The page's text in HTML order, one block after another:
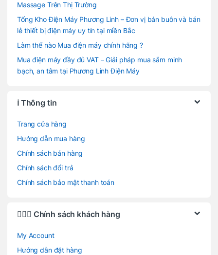
Massage Trên Thị Trường
Tổng Kho Điện Máy Phương Linh – Đơn vị bán buôn và bán
lẻ thiết bị điện máy uy tín tại miền Bắc
Làm thế nào Mua điện máy chính hãng ?
Mua điện máy đầy đủ VAT – Giải pháp mua sắm minh
bạch, an tâm tại Phương Linh Điện Máy
ℹ️ Thông tin
Trang cửa hàng
Hướng dẫn mua hàng
Chính sách bán hàng
Chính sách đổi trả
Chính sách bảo mật thanh toán
🙋🏻‍♂️ Chính sách khách hàng
My Account
Hướng dẫn đặt hàng